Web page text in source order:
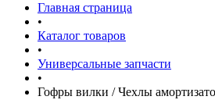
Главная страница
•
Каталог товаров
•
Универсальные запчасти
•
Гофры вилки / Чехлы